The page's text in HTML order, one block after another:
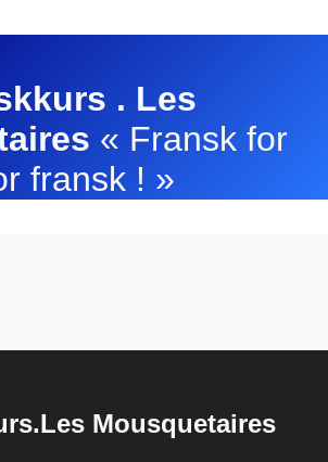
. Les
« Fransk for
fransk ! »
Mousquetaires